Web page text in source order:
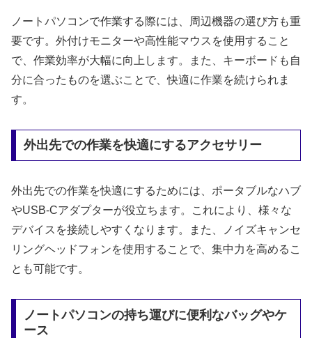
ノートパソコンで作業する際には、周辺機器の選び方も重
要です。外付けモニターや高性能マウスを使用すること
で、作業効率が大幅に向上します。また、キーボードも自
分に合ったものを選ぶことで、快適に作業を続けられま
す。
外出先での作業を快適にするアクセサリー
外出先での作業を快適にするためには、ポータブルなハブ
やUSB-Cアダプターが役立ちます。これにより、様々な
デバイスを接続しやすくなります。また、ノイズキャンセ
リングヘッドフォンを使用することで、集中力を高めるこ
とも可能です。
ノートパソコンの持ち運びに便利なバッグやケ
ース